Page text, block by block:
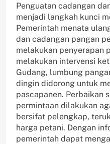
Penguatan cadangan
menjadi langkah kunci
Pemerintah menata
dan cadangan pangan
melakukan penyerapan
melakukan intervensi
Gudang, lumbung
dingin didorong untuk
pascapanen. Perbaikan
permintaan dilakukan
bersifat pelengkap,
harga petani. Dengan
pemerintah dapat